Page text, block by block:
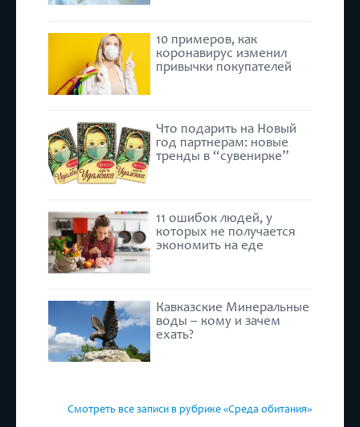
10 примеров, как
коронавирус изменил
привычки покупателей
Что подарить на Новый
год партнерам: новые
тренды в “сувенирке”
11 ошибок людей, у
которых не получается
экономить на еде
Кавказские Минеральные
воды – кому и зачем
ехать?
Смотреть все записи в рубрике «Среда обитания»